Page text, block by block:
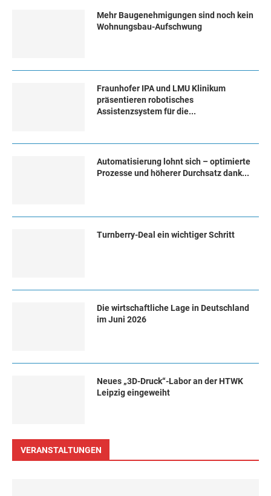
Mehr Baugenehmigungen sind noch kein
Wohnungsbau-Aufschwung
Fraunhofer IPA und LMU Klinikum
präsentieren robotisches
Assistenzsystem für die...
Automatisierung lohnt sich – optimierte
Prozesse und höherer Durchsatz dank...
Turn­ber­ry-Deal ein wich­ti­ger Schritt
Die wirtschaftliche Lage in Deutschland
im Juni 2026
Neues „3D-Druck“-Labor an der HTWK
Leipzig eingeweiht
VERANSTALTUNGEN